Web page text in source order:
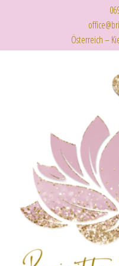
Österreich –